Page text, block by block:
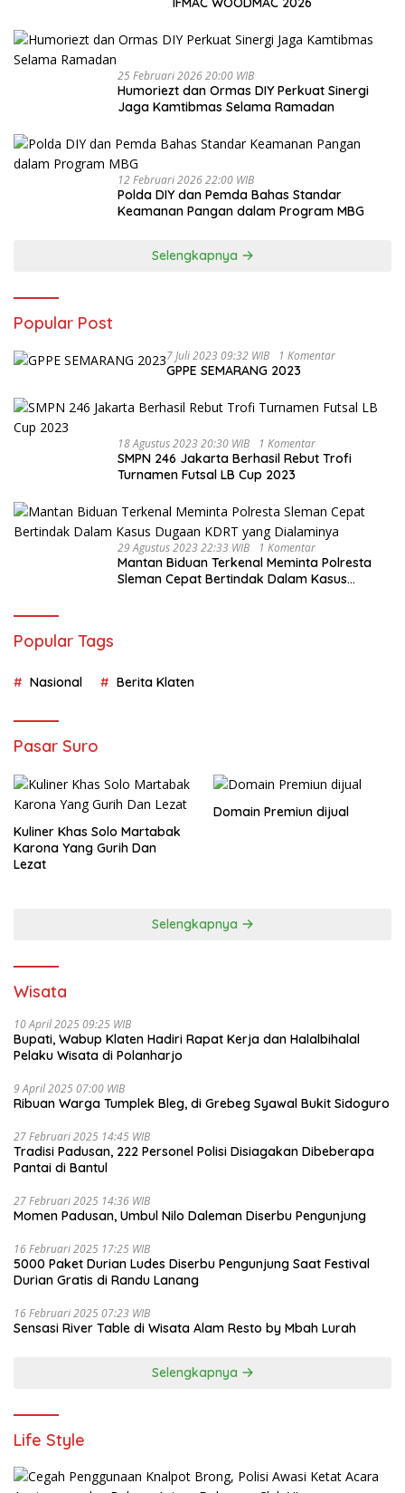
25 Februari 2026 20:00 WIB
Humoriezt dan Ormas DIY Perkuat Sinergi
Jaga Kamtibmas Selama Ramadan
12 Februari 2026 22:00 WIB
Polda DIY dan Pemda Bahas Standar
Keamanan Pangan dalam Program MBG
Selengkapnya
Popular Post
7 Juli 2023 09:32 WIB 1 Komentar
GPPE SEMARANG 2023
18 Agustus 2023 20:30 WIB 1 Komentar
SMPN 246 Jakarta Berhasil Rebut Trofi
Turnamen Futsal LB Cup 2023
29 Agustus 2023 22:33 WIB 1 Komentar
Mantan Biduan Terkenal Meminta Polresta
Sleman Cepat Bertindak Dalam Kasus
Popular Tags
Nasional Berita Klaten
Pasar Suro
Kuliner Khas Solo Martabak
Karona Yang Gurih Dan
Lezat
Domain Premiun dijual
Selengkapnya
Wisata
10 April 2025 09:25 WIB
Bupati, Wabup Klaten Hadiri Rapat Kerja dan Halalbihalal
Pelaku Wisata di Polanharjo
9 April 2025 07:00 WIB
Ribuan Warga Tumplek Bleg, di Grebeg Syawal Bukit Sidoguro
27 Februari 2025 14:45 WIB
Tradisi Padusan, 222 Personel Polisi Disiagakan Dibeberapa
Pantai di Bantul
27 Februari 2025 14:36 WIB
Momen Padusan, Umbul Nilo Daleman Diserbu Pengunjung
16 Februari 2025 17:25 WIB
5000 Paket Durian Ludes Diserbu Pengunjung Saat Festival
Durian Gratis di Randu Lanang
16 Februari 2025 07:23 WIB
Sensasi River Table di Wisata Alam Resto by Mbah Lurah
Selengkapnya
Life Style